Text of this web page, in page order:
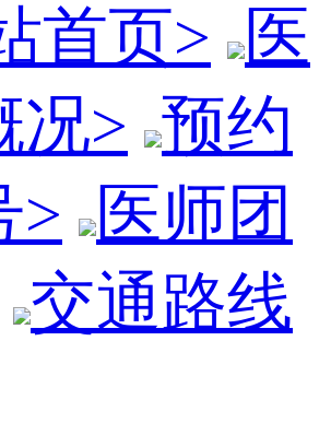
首页>
医
况> 预约
>
医师团
交通路线